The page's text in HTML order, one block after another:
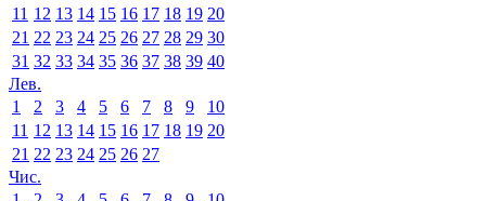
11 12 13 14 15 16 17 18 19 20
21 22 23 24 25 26 27 28 29 30
31 32 33 34 35 36 37 38 39 40
Лев.
1
2 3 4 5 6 7 8 9
10
11 12 13 14 15 16 17 18 19 20
21 22 23 24 25 26 27
Чис.